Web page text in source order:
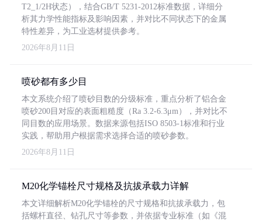
T2_1/2H状态），结合GB/T 5231-2012标准数据，详细分
析其力学性能指标及影响因素，并对比不同状态下的金属
特性差异，为工业选材提供参考。
2026年8月11日
喷砂都有多少目
本文系统介绍了喷砂目数的分级标准，重点分析了铝合金
喷砂200目对应的表面粗糙度（Ra 3.2-6.3μm），并对比不
同目数的应用场景。数据来源包括ISO 8503-1标准和行业
实践，帮助用户根据需求选择合适的喷砂参数。
2026年8月11日
M20化学锚栓尺寸规格及抗拔承载力详解
本文详细解析M20化学锚栓的尺寸规格和抗拔承载力，包
括螺杆直径、钻孔尺寸等参数，并依据专业标准（如《混